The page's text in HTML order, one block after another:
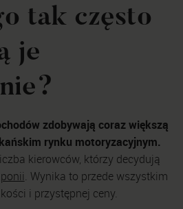
tak często
je
zdobywają coraz większą
rynku motoryzacyjnym.
kierowców, którzy decydują
. Wynika to przede wszystkim
i przystępnej ceny.